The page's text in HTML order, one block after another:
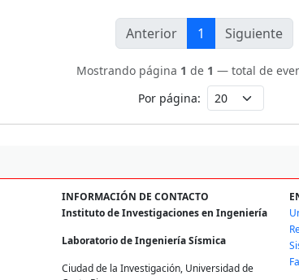
Anterior 1 Siguiente
Mostrando página 1 de 1 — total de
Por página:
INFORMACIÓN DE CONTACTO
Instituto de Investigaciones en Ingeniería
Laboratorio de Ingeniería Sísmica
Ciudad de la Investigación, Universidad de